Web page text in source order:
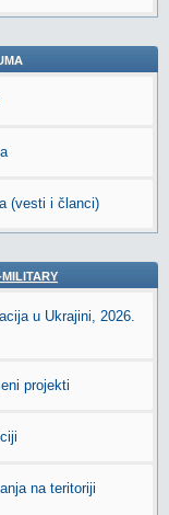
(vesti i članci)
u Ukrajini, 2026.
projekti
na teritoriji